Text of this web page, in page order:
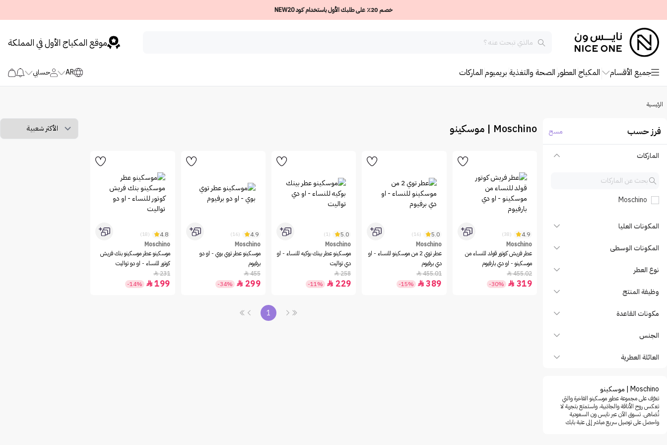
خصم 20٪ على طلبك الأول باستخدام كود NEW20
موقع المكياج الأول في المملكة
جميع الأقسام المكياج العطور الصحة والتغذية بريميوم الماركات AR حسابي
الرئيسية
فرز حسب مسح
الماركات
Moschino
المكونات العليا
المكونات الوسطى
نوع العطر
وظيفة المنتج
مكونات القاعدة
الجنس
العائلة العطرية
Moschino | موسكينو
تعرَّف على مجموعة عطور موسكينو الفاخرة والتي
تعكس روح الأناقة والجاذبية، واستمتع بتجربة لا
تُضاهى. تسوق الآن عبر نايس ون السعودية
واحصل على توصيل سريع مباشر إلى عتبة بابك
Moschino | موسكينو
4.9
(38)
Moschino
عطر فريش كوتور قولد للنساء من
موسكينو - او دي بارفيوم
455.02

319

-30%
5.0
(16)
Moschino
عطر توي 2 من موسكينو للنساء - او
دي برفيوم
455.01

389

-15%
5.0
(1)
Moschino
موسكينو عطر بينك بوكيه للنساء - او
دي تواليت
258

229

-11%
4.9
(16)
Moschino
موسكينو عطر توي بوي - او دو
برفيوم
455

299

-34%
4.8
(18)
Moschino
موسكينو عطر موسكينو بنك فريش
كوتور للنساء - او دو تواليت
231

199

-14%
1